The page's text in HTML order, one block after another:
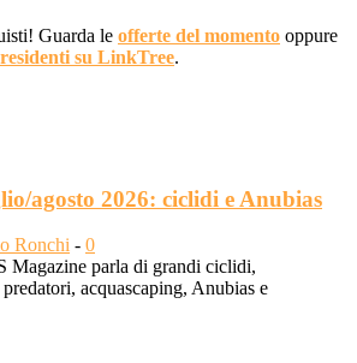
Guarda le offerte del momento oppure
su LinkTree.
agosto 2026: ciclidi e Anubias
Ronchi - 0
parla di grandi ciclidi,
acquascaping, Anubias e